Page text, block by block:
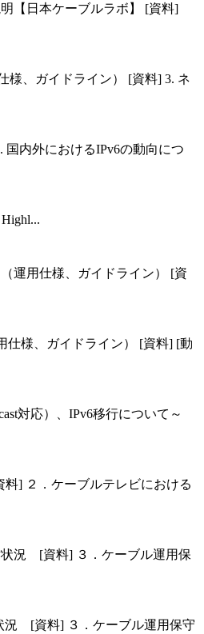
【日本ケーブルラボ】 [資料]
様、ガイドライン） [資料] 3. ネ
国内外におけるIPv6の動向につ
運用仕様、ガイドライン） [資
仕様、ガイドライン） [資料] [動
対応）、IPv6移行について～
] ２．ケーブルテレビにおける
状況 [資料] ３．ケーブル運用保
況 [資料] ３．ケーブル運用保守